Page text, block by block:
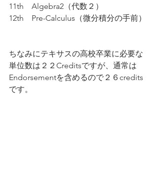
11th　Algebra2（代数２）
12th　Pre-Calculus（微分積分の手前）
ちなみにテキサスの高校卒業に必要な
単位数は２２Creditsですが、通常は
Endorsementを含めるので２６credits
です。